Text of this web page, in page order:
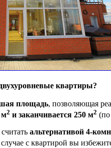
квартиры?
площадь, позволяющая
м2 и заканчивается 250 м2
альтернативой 4-
с квартирой вы